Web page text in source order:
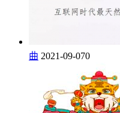
曲 2021-09-070